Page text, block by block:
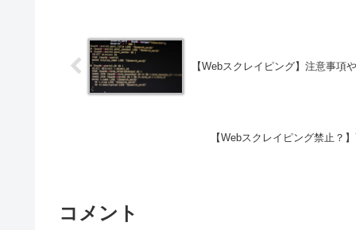
【Webスクレイピング】注意事項
【Webスクレイピング禁止？
コメント